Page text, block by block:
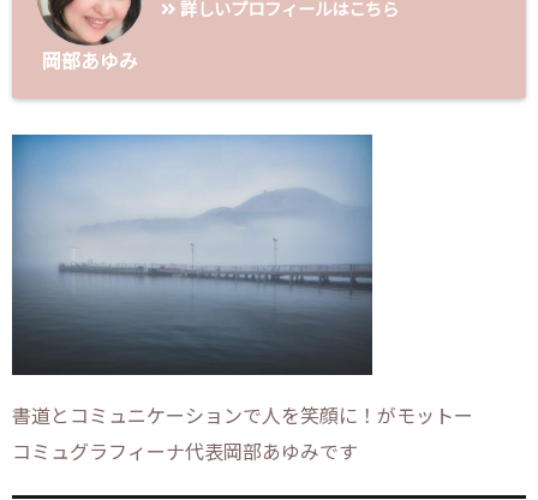
岡部あゆみ
詳しいプロフィールはこちら
書道とコミュニケーションで人を笑顔に！がモットー
コミュグラフィーナ代表岡部あゆみです